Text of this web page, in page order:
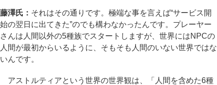
藤澤氏： それはその通りです。極端な事を言えば“サービス開
始の翌日に出てきた”のでも構わなかったんです。プレーヤー
さんは人間以外の5種族でスタートしますが、世界にはNPCの
人間が最初からいるように、そもそも人間のいない世界ではな
いんです。
アストルティアという世界の世界観は、「人間を含めた6種